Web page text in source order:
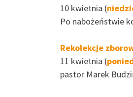
10 kwietnia (
Po nabożeństwie
Rekolekcje
11 kwietnia (
pastor Marek